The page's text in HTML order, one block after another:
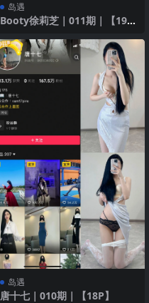
岛遇
Booty徐莉芝｜011期｜【19
岛遇
唐十七｜010期｜【18P】